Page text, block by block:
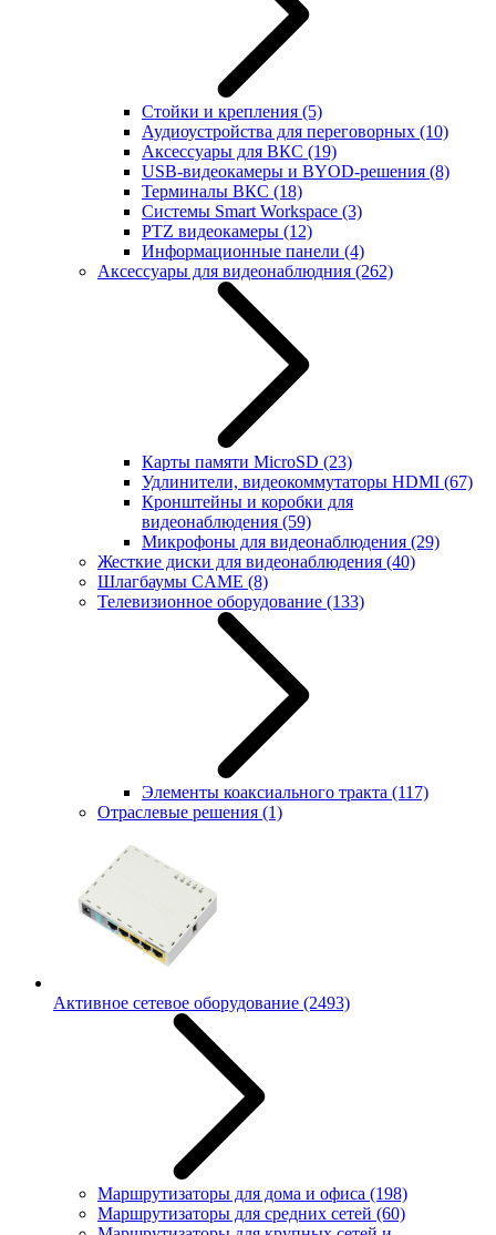
Стойки и крепления (5)
Аудиоустройства для переговорных (10)
Аксессуары для ВКС (19)
USB-видеокамеры и BYOD-решения (8)
Терминалы ВКС (18)
Системы Smart Workspace (3)
PTZ видеокамеры (12)
Информационные панели (4)
Аксессуары для видеонаблюдния (262)
Карты памяти MicroSD (23)
Удлинители, видеокоммутаторы HDMI (67)
Кронштейны и коробки для
видеонаблюдения (59)
Микрофоны для видеонаблюдения (29)
Жесткие диски для видеонаблюдения (40)
Шлагбаумы CAME (8)
Телевизионное оборудование (133)
Элементы коаксиального тракта (117)
Отраслевые решения (1)
Активное сетевое оборудование (2493)
Маршрутизаторы для дома и офиса (198)
Маршрутизаторы для средних сетей (60)